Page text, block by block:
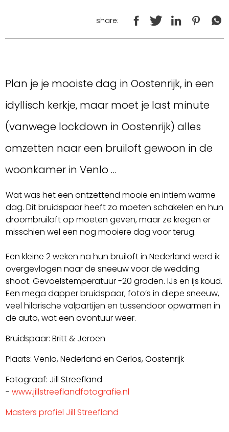
share:
Plan je je mooiste dag in Oostenrijk, in een
idyllisch kerkje, maar moet je last minute
(vanwege lockdown in Oostenrijk) alles
omzetten naar een bruiloft gewoon in de
woonkamer in Venlo …
Wat was het een ontzettend mooie en intiem warme
dag. Dit bruidspaar heeft zo moeten schakelen en hun
droombruiloft op moeten geven, maar ze kregen er
misschien wel een nog mooiere dag voor terug.
Een kleine 2 weken na hun bruiloft in Nederland werd ik
overgevlogen naar de sneeuw voor de wedding
shoot. Gevoelstemperatuur -20 graden. IJs en ijs koud.
Een mega dapper bruidspaar, foto’s in diepe sneeuw,
veel hilarische valpartijen en tussendoor opwarmen in
de auto, wat een avontuur weer.
Bruidspaar: Britt & Jeroen
Plaats: Venlo, Nederland en Gerlos, Oostenrijk
Fotograaf: Jill Streefland
- www.jillstreeflandfotografie.nl
Masters profiel Jill Streefland